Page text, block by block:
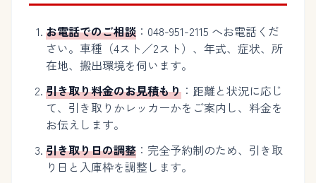
お電話でのご相談 ：048-951-2115 へお電話くだ
さい。車種（4スト／2スト）、年式、症状、所
在地、搬出環境を伺います。
引き取り料金のお見積もり ：距離と状況に応じ
て、引き取りかレッカーかをご案内し、料金を
お伝えします。
引き取り日の調整 ：完全予約制のため、引き取
り日と入庫枠を調整します。